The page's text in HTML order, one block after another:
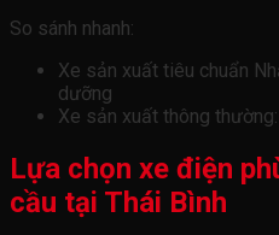
So sánh nhanh:
Xe sản xuất tiêu chuẩn
dưỡng
Xe sản xuất thông
Lựa chọn xe điện
cầu tại Thái Bình